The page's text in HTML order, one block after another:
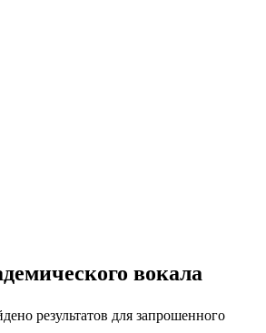
вокала
результатов для запрошенного